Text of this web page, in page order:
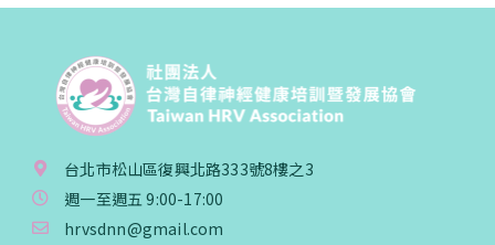
台北市松山區復興北路333號8樓之3
週一至週五 9:00-17:00
hrvsdnn@gmail.com